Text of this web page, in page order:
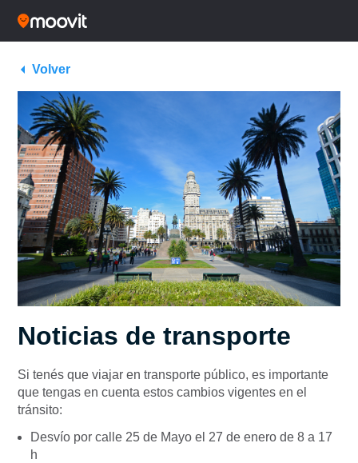
Volver
Noticias de transporte
Si tenés que viajar en transporte público, es importante
que tengas en cuenta estos cambios vigentes en el
tránsito:
Desvío por calle 25 de Mayo el 27 de enero de 8 a 17
h